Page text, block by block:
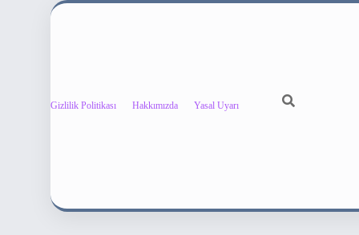
Gizlilik Politikası Hakkımızda Yasal Uyarı